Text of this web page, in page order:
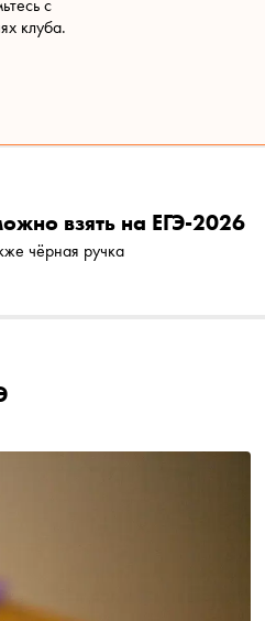
с
клуба.
взять на ЕГЭ-2026
чёрная ручка